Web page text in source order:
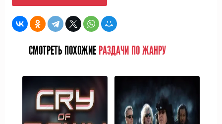
СМОТРЕТЬ ПОХОЖИЕ РАЗДАЧИ ПО ЖАНРУ